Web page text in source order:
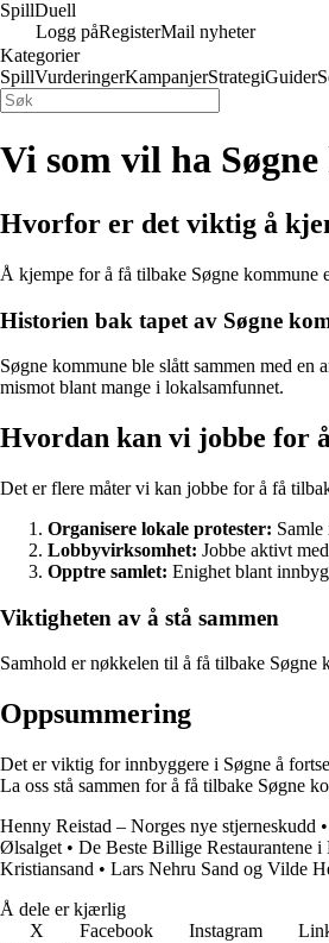
SpillDuell
Logg påRegisterMail nyheter
Kategorier
SpillVurderingerKampanjerStrategiGuider
Vi som vil ha
Hvorfor er det viktig å
Å kjempe for å få tilbake Søgne kommune
Historien bak tapet av Søgne
Søgne kommune ble slått sammen med
mismot blant mange i lokalsamfunnet.
Hvordan kan vi jobbe for
Det er flere måter vi kan jobbe for å få
Organisere lokale protester:
Lobbyvirksomhet: Jobbe aktivt
Opptre samlet: Enighet blant
Viktigheten av å stå sammen
Samhold er nøkkelen til å få tilbake Søgne
Oppsummering
Det er viktig for innbyggere i Søgne å
La oss stå sammen for å få tilbake Søgne
Henny Reistad – Norges nye stjerneskudd •
Ølsalget • De Beste Billige Restaurantene i
Kristiansand • Lars Nehru Sand og Vilde
Å dele er kjærlig
X
Facebook Instagram